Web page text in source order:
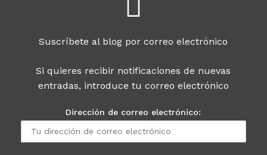
Suscríbete al blog por correo electrónico
Si quieres recibir notificaciones de nuevas
entradas, introduce tu correo electrónico
Dirección de correo electrónico: